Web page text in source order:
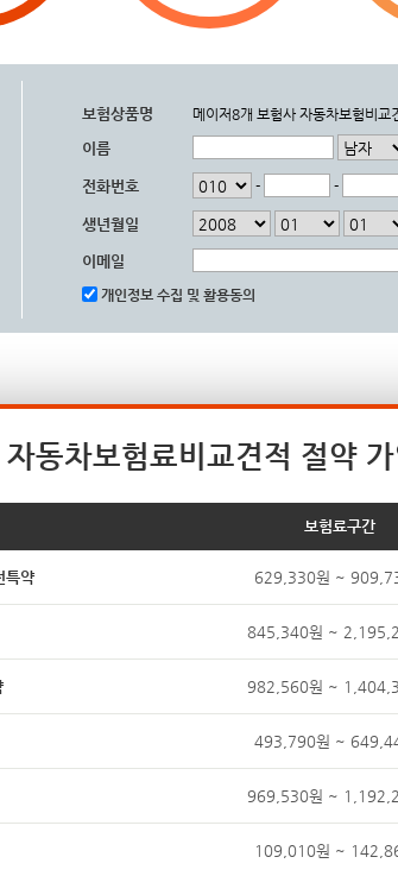
보험상품명 메이저8개 보험사 자동차보험비교
이름
전화번호 - -
생년월일
이메일
개인정보 수집 및 활용동의
동차보험료비교견적 절약 가
보험료구간
특약 629,330원 ~
845,340원 ~
982,560원 ~
493,790원 ~
969,530원 ~
109,010원 ~